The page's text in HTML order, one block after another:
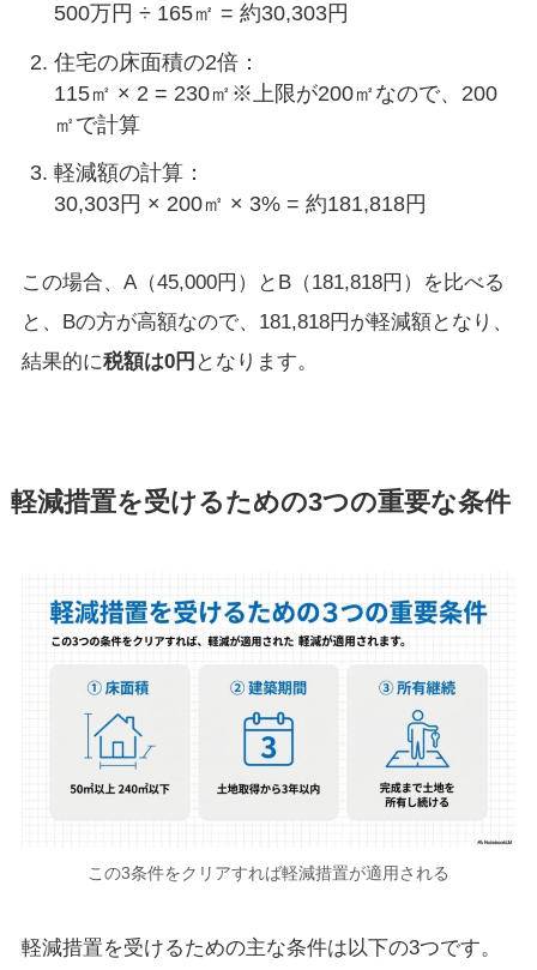
500万円 ÷ 165㎡ = 約30,303円
住宅の床面積の2倍：
115㎡ × 2 = 230㎡※上限が200㎡なので、200
㎡で計算
軽減額の計算：
30,303円 × 200㎡ × 3% = 約181,818円
この場合、A（45,000円）とB（181,818円）を比べる
と、Bの方が高額なので、181,818円が軽減額となり、
結果的に税額は0円 となります。
軽減措置を受けるための3つの重要な条件
この3条件をクリアすれば軽減措置が適用される
軽減措置を受けるための主な条件は以下の3つです。